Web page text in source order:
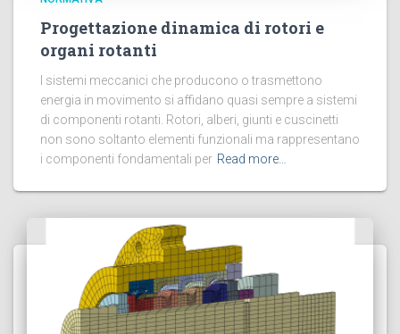
Progettazione dinamica di rotori e
organi rotanti
I sistemi meccanici che producono o trasmettono
energia in movimento si affidano quasi sempre a sistemi
di componenti rotanti. Rotori, alberi, giunti e cuscinetti
non sono soltanto elementi funzionali ma rappresentano
i componenti fondamentali per Read more…